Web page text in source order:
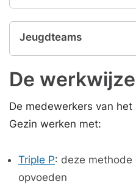
Jeugdteams
De werkwijze
De medewerkers van
Gezin werken met:
Triple P: deze
opvoeden